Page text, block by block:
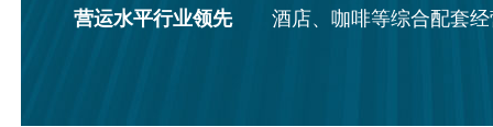
营运水平行业领先
酒店、咖啡等综合配套